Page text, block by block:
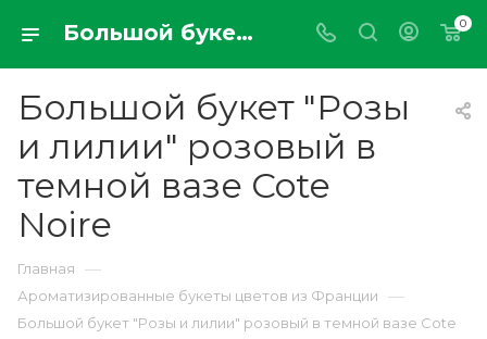
Большой букет "Розы и лилии" розовый в темной вазе Cote Noire 0
Большой букет "Розы
и лилии" розовый в
темной вазе Cote
Noire
Главная —
Ароматизированные букеты цветов из Франции —
Большой букет "Розы и лилии" розовый в темной вазе Cote